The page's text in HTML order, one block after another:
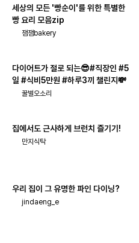
세상의 모든 '빵순이'를 위한 특별한
빵 요리 모음zip
잼잼bakery
다이어트가 절로 되는😎#직장인 #5
일 #식비5만원 #하루3끼 챌린지💸
꿀벌오소리
집에서도 근사하게 브런치 즐기기!
만지식탁
우리 집이 그 유명한 파인 다이닝?
jindaeng_e